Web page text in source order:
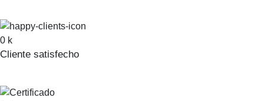
0 k
Cliente satisfecho